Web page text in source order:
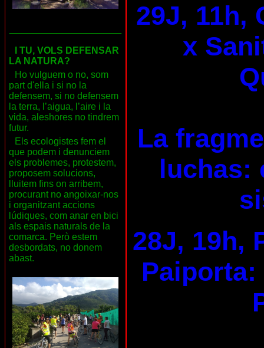
I TU, VOLS DEFENSAR
LA NATURA?
Ho vulguem o no, som
part d'ella i si no la
defensem, si no defensem
la terra, l’aigua, l’aire i la
vida, aleshores no tindrem
futur.
Els ecologistes fem el
que podem i denunciem
els problemes, protestem,
proposem solucions,
lluitem fins on arribem,
procurant no angoixar-nos
i organitzant accions
lúdiques, com anar en bici
als espais naturals de la
comarca. Però estem
desbordats, no donem
abast.
29J, 11h,
x
La
luchas:
28J, 19h,
Paiporta: